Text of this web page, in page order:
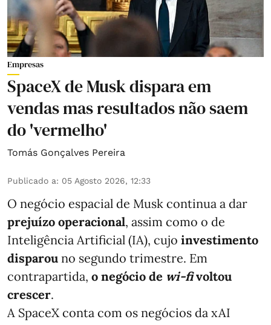
Empresas
SpaceX de Musk dispara em
vendas mas resultados não saem
do 'vermelho'
Tomás Gonçalves Pereira
Publicado a: 05 Agosto 2026, 12:33
O negócio espacial de Musk continua a dar
prejuízo operacional, assim como o de
Inteligência Artificial (IA), cujo investimento
disparou no segundo trimestre. Em
contrapartida, o negócio de wi-fivoltou
crescer.
A SpaceX conta com os negócios da xAI